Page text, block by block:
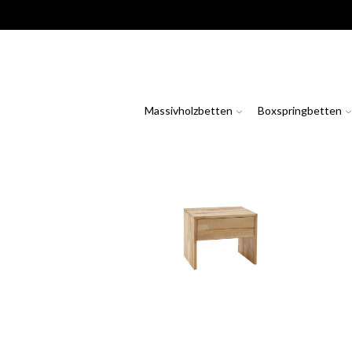
Massivholzbetten Boxspringbetten